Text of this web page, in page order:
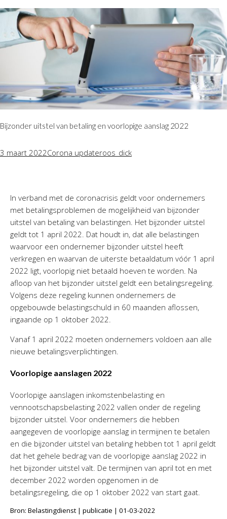
Bijzonder uitstel van betaling en voorlopige aanslag 2022
3 maart 2022Corona updateroos_dick
In verband met de coronacrisis geldt voor ondernemers
met betalingsproblemen de mogelijkheid van bijzonder
uitstel van betaling van belastingen. Het bijzonder uitstel
geldt tot 1 april 2022. Dat houdt in, dat alle belastingen
waarvoor een ondernemer bijzonder uitstel heeft
verkregen en waarvan de uiterste betaaldatum vóór 1 april
2022 ligt, voorlopig niet betaald hoeven te worden. Na
afloop van het bijzonder uitstel geldt een betalingsregeling.
Volgens deze regeling kunnen ondernemers de
opgebouwde belastingschuld in 60 maanden aflossen,
ingaande op 1 oktober 2022.
Vanaf 1 april 2022 moeten ondernemers voldoen aan alle
nieuwe betalingsverplichtingen.
Voorlopige aanslagen 2022
Voorlopige aanslagen inkomstenbelasting en
vennootschapsbelasting 2022 vallen onder de regeling
bijzonder uitstel. Voor ondernemers die hebben
aangegeven de voorlopige aanslag in termijnen te betalen
en die bijzonder uitstel van betaling hebben tot 1 april geldt
dat het gehele bedrag van de voorlopige aanslag 2022 in
het bijzonder uitstel valt. De termijnen van april tot en met
december 2022 worden opgenomen in de
betalingsregeling, die op 1 oktober 2022 van start gaat.
Bron: Belastingdienst | publicatie | 01-03-2022